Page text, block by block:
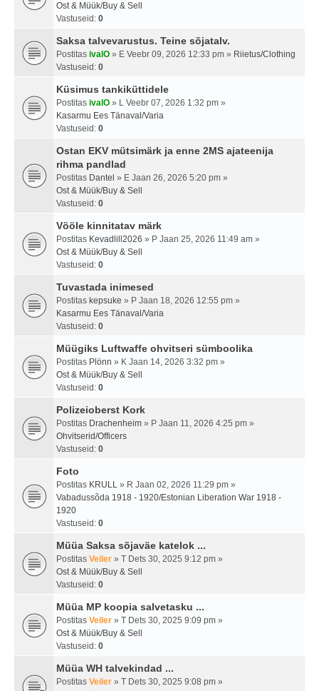
Ost & Müük/Buy & Sell
Vastuseid: 0
Saksa talvevarustus. Teine sõjatalv.
Postitas ivalO » E Veebr 09, 2026 12:33 pm » Riietus/Clothing
Vastuseid: 0
Küsimus tankiküttidele
Postitas ivalO » L Veebr 07, 2026 1:32 pm »
Kasarmu Ees Tänaval/Varia
Vastuseid: 0
Ostan EKV mütsimärk ja enne 2MS ajateenija
rihma pandlad
Postitas Dantel » E Jaan 26, 2026 5:20 pm »
Ost & Müük/Buy & Sell
Vastuseid: 0
Vööle kinnitatav märk
Postitas Kevadlill2026 » P Jaan 25, 2026 11:49 am »
Ost & Müük/Buy & Sell
Vastuseid: 0
Tuvastada inimesed
Postitas kepsuke » P Jaan 18, 2026 12:55 pm »
Kasarmu Ees Tänaval/Varia
Vastuseid: 0
Müügiks Luftwaffe ohvitseri sümboolika
Postitas Plönn » K Jaan 14, 2026 3:32 pm »
Ost & Müük/Buy & Sell
Vastuseid: 0
Polizeioberst Kork
Postitas Drachenheim » P Jaan 11, 2026 4:25 pm »
Ohvitserid/Officers
Vastuseid: 0
Foto
Postitas KRULL » R Jaan 02, 2026 11:29 pm »
Vabadussõda 1918 - 1920/Estonian Liberation War 1918 -
1920
Vastuseid: 0
Müüa Saksa sõjaväe katelok ...
Postitas Veiler » T Dets 30, 2025 9:12 pm »
Ost & Müük/Buy & Sell
Vastuseid: 0
Müüa MP koopia salvetasku ...
Postitas Veiler » T Dets 30, 2025 9:09 pm »
Ost & Müük/Buy & Sell
Vastuseid: 0
Müüa WH talvekindad ...
Postitas Veiler » T Dets 30, 2025 9:08 pm »